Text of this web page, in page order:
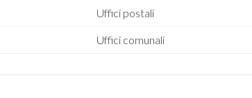
Uffici postali
Uffici comunali